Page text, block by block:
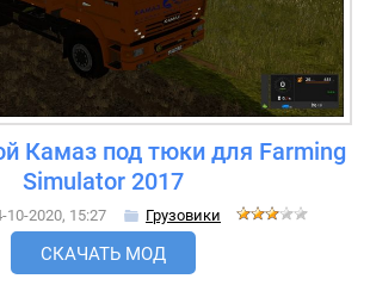
Камаз под тюки для Farming
Simulator 2017
10-2020, 15:27 Грузовики
СКАЧАТЬ МОД